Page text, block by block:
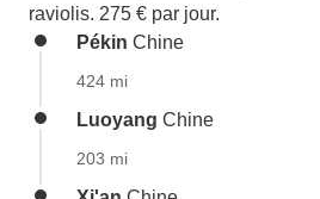
raviolis. 275 € par jour.
Pékin Chine
424 mi
Luoyang Chine
203 mi